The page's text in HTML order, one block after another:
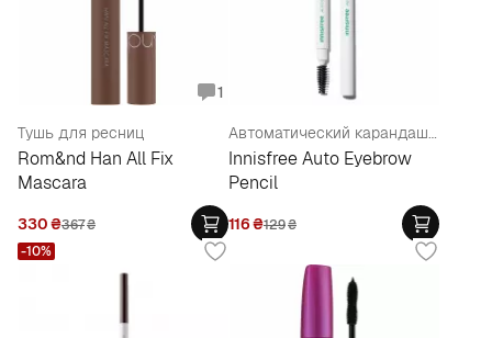
1
Тушь для ресниц
Rom&nd Han All Fix
Mascara
330₴367₴
Автоматический карандаш для бровей
Innisfree Auto Eyebrow
Pencil
116₴129₴
-10%